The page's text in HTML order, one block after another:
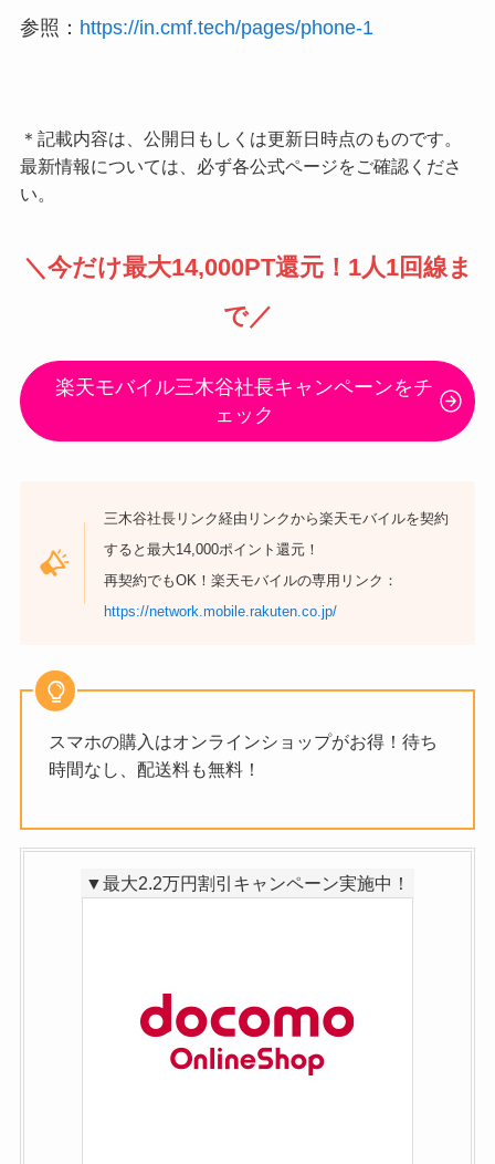
参照： https://in.cmf.tech/pages/phone-1
＊記載内容は、公開日もしくは更新日時点のものです。
最新情報については、必ず各公式ページをご確認くださ
い。
＼今だけ最大14,000PT還元！1人1回線ま
で／
楽天モバイル三木谷社長キャンペーンをチ
ェック
三木谷社長リンク経由リンクから楽天モバイルを契約
すると最大14,000ポイント還元！
再契約でもOK！楽天モバイルの専用リンク：
https://network.mobile.rakuten.co.jp/
スマホの購入はオンラインショップがお得！待ち
時間なし、配送料も無料！
▼最大2.2万円割引キャンペーン実施中！